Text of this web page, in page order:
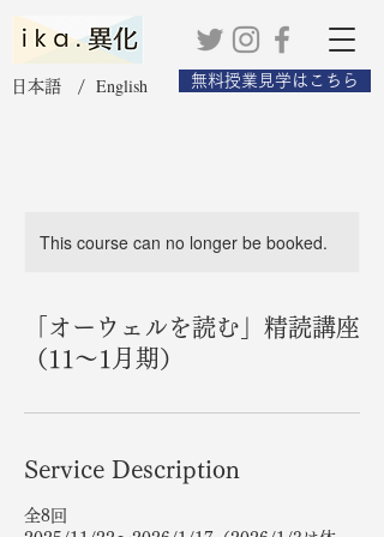
日本語 / English 無料授業見学はこちら
This course can no longer be booked.
「オーウェルを読む」精読講座
（11〜1月期）
Service Description
全8回